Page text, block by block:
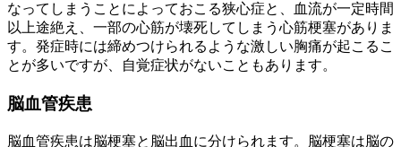
なってしまうことによっておこる狭心症と、血流が一定時間
以上途絶え、一部の心筋が壊死してしまう心筋梗塞がありま
す。発症時には締めつけられるような激しい胸痛が起こるこ
とが多いですが、自覚症状がないこともあります。
脳血管疾患
脳血管疾患は脳梗塞と脳出血に分けられます。脳梗塞は脳の